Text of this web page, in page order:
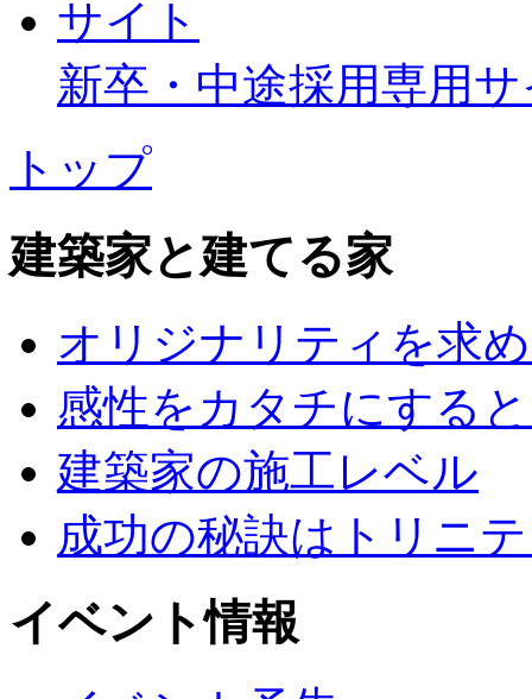
新卒・中途採用専用
トップ
建築家と建てる家
オリジナリティを求
感性をカタチにする
建築家の施工レベル
成功の秘訣はトリニ
イベント情報